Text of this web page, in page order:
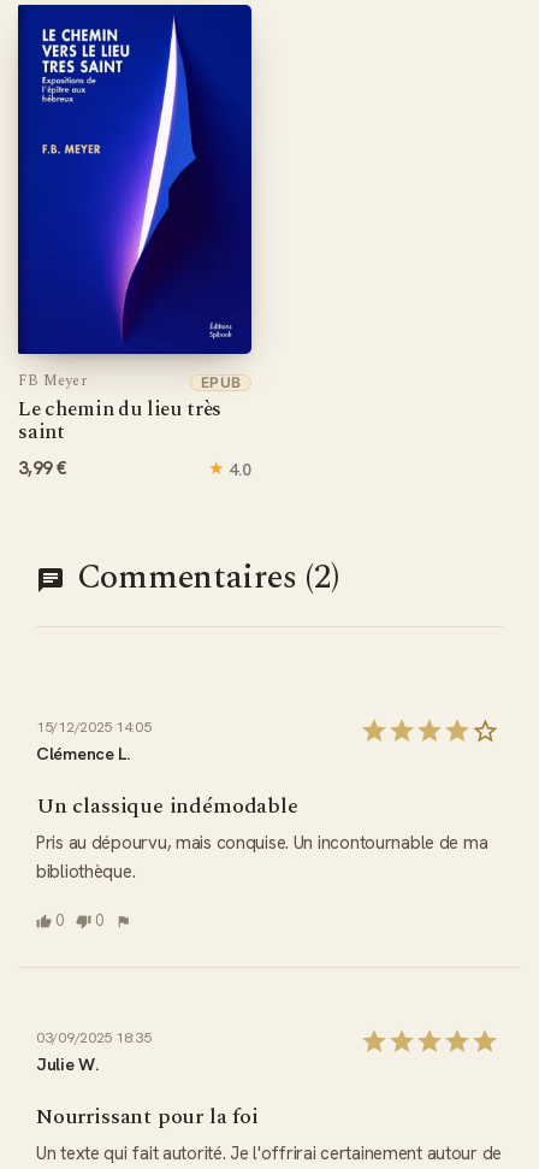
FB Meyer
Le chemin du lieu très
saint
EPUB
3,99 € ★ 4.0
Commentaires (2)
15/12/2025 14:05
Clémence L.
Un classique indémodable
Pris au dépourvu, mais conquise. Un incontournable de ma
bibliothèque.
0 0
03/09/2025 18:35
Julie W.
Nourrissant pour la foi
Un texte qui fait autorité. Je l'offrirai certainement autour de